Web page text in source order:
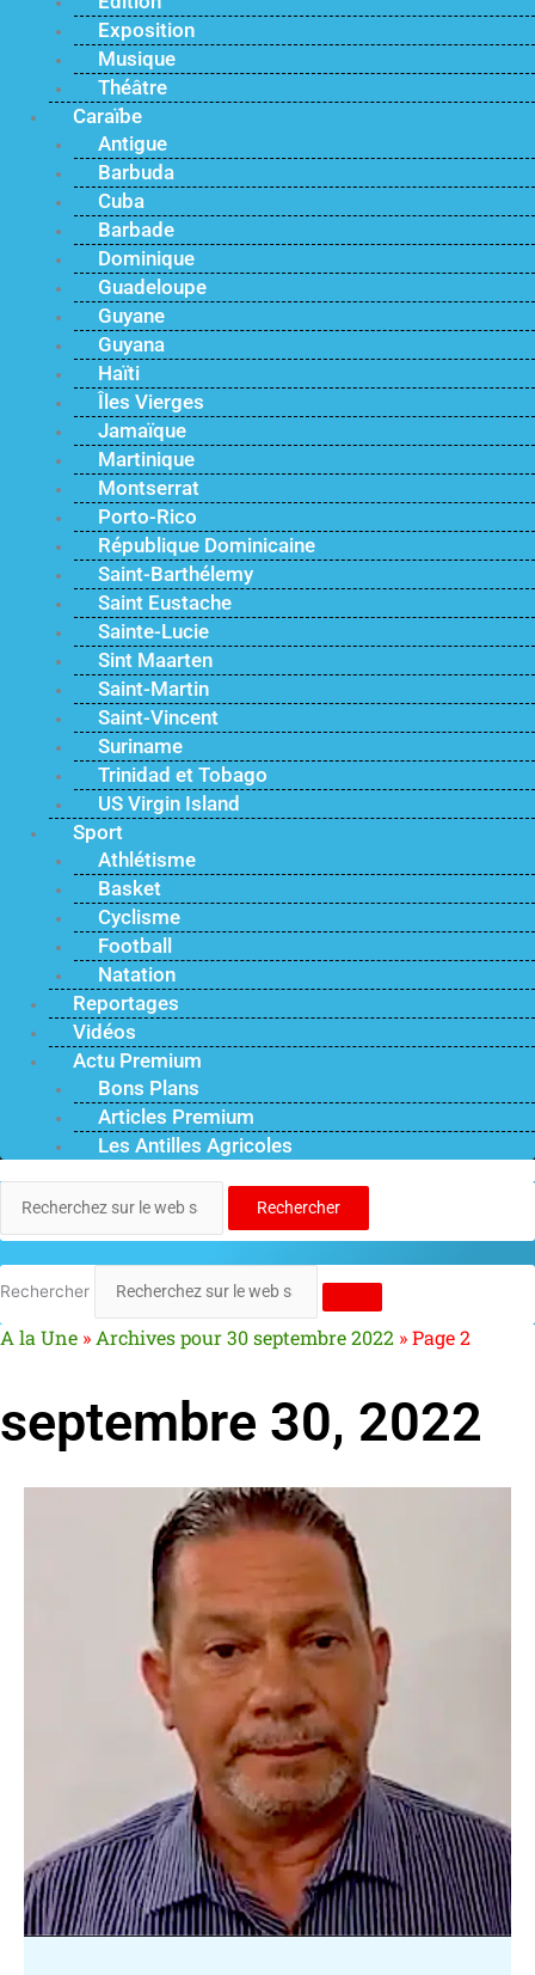
Exposition
Musique
Théâtre
Caraïbe
Antigue
Barbuda
Cuba
Barbade
Dominique
Guadeloupe
Guyane
Guyana
Haïti
Îles Vierges
Jamaïque
Martinique
Montserrat
Porto-Rico
République Dominicaine
Saint-Barthélemy
Saint Eustache
Sainte-Lucie
Sint Maarten
Saint-Martin
Saint-Vincent
Suriname
Trinidad et Tobago
US Virgin Island
Sport
Athlétisme
Basket
Cyclisme
Football
Natation
Reportages
Vidéos
Actu Premium
Bons Plans
Articles Premium
Les Antilles Agricoles
Rechercher
Rechercher
A la Une »Archives pour 30 septembre 2022 »Page 2
septembre 30, 2022